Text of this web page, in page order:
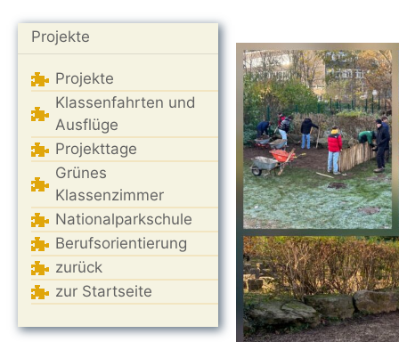
Projekte
Projekte
Klassenfahrten und
Ausflüge
Projekttage
Grünes
Klassenzimmer
Nationalparkschule
Berufsorientierung
zurück
zur Startseite